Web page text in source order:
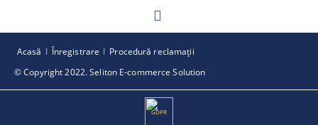
© Copyright 2022. Seliton E-commerce Solution
Acasă Înregistrare Procedură reclamaţii
GDPR